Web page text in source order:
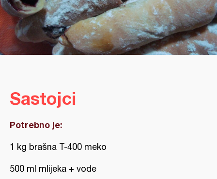
Sastojci
Potrebno je:
1 kg brašna T-400 meko
500 ml mlijeka + vode